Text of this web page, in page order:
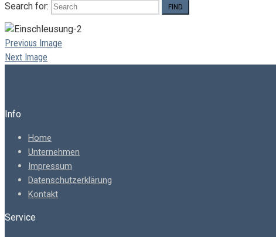
Search for:
Previous Image
Next Image
Info
Home
Unternehmen
Impressum
Datenschutzerklärung
Kontakt
Service